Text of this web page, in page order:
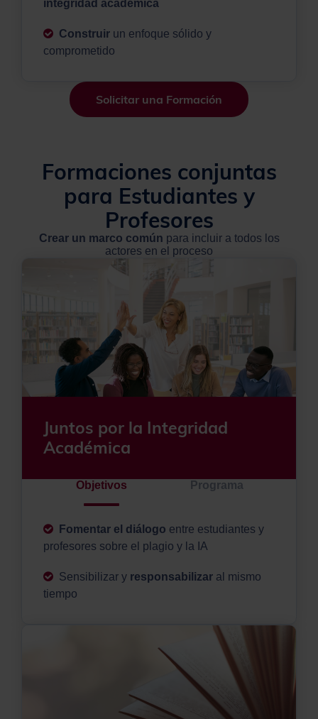
integridad académica
Construir un enfoque sólido y
comprometido
Solicitar una Formación
Formaciones conjuntas
para Estudiantes y
Profesores
Crear un marco común para incluir a todos los
actores en el proceso
Juntos por la Integridad
Académica
Objetivos Programa
Fomentar el diálogo entre estudiantes y
profesores sobre el plagio y la IA
Sensibilizar y responsabilizar al mismo
tiempo